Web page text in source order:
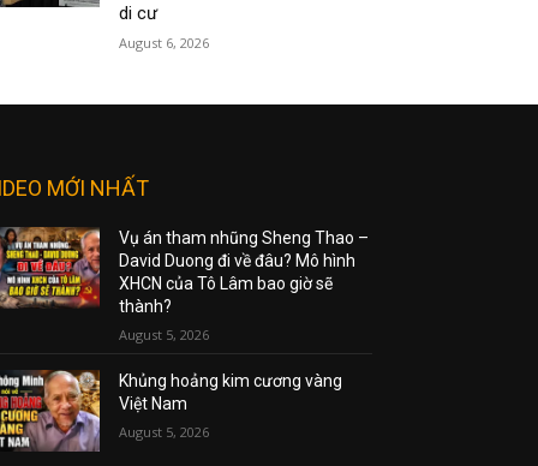
di cư
August 6, 2026
MỚI NHẤT
Vụ án tham nhũng Sheng Thao –
David Duong đi về đâu? Mô hình
XHCN của Tô Lâm bao giờ sẽ
thành?
August 5, 2026
Khủng hoảng kim cương vàng
Việt Nam
August 5, 2026